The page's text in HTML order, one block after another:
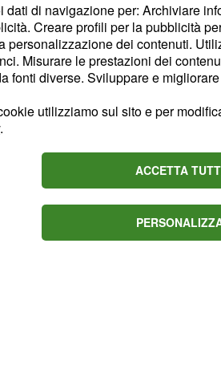
apertura, come
responsabile della
.
di mettere in salvo
concluso proprio
e sepolta sotto
architetti di Traiano, il
un imponente
dati di navigazione per: Archiviare
Creare profili per la pubblicità
personalizzazione dei contenuti.
Misurare le prestazioni dei
fonti diverse. Sviluppare e
utilizziamo sul sito e per
.
ACCETTA